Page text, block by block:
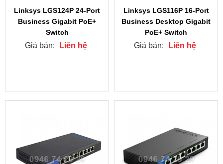
Linksys LGS124P 24-Port
Business Gigabit PoE+
Switch
Giá bán: Liên hệ
Linksys LGS116P 16-Port
Business Desktop Gigabit
PoE+ Switch
Giá bán: Liên hệ